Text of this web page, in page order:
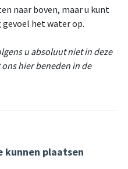
naar boven, maar u kunt
gevoel het water op.
u absoluut niet in deze
hier beneden in de
kunnen plaatsen